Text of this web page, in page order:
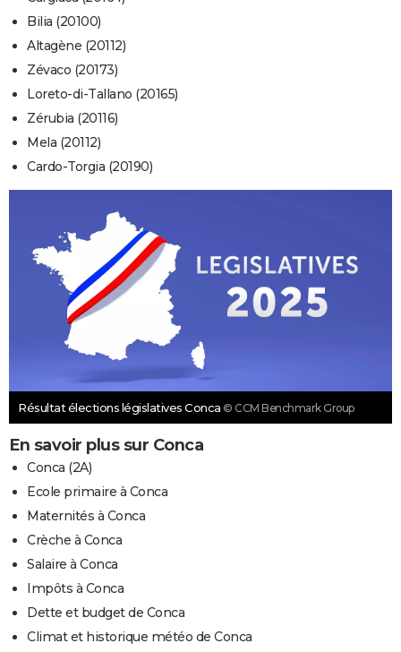
Bilia (20100)
Altagène (20112)
Zévaco (20173)
Loreto-di-Tallano (20165)
Zérubia (20116)
Mela (20112)
Cardo-Torgia (20190)
Résultat élections législatives Conca © CCM Benchmark Group
En savoir plus sur Conca
Conca (2A)
Ecole primaire à Conca
Maternités à Conca
Crèche à Conca
Salaire à Conca
Impôts à Conca
Dette et budget de Conca
Climat et historique météo de Conca